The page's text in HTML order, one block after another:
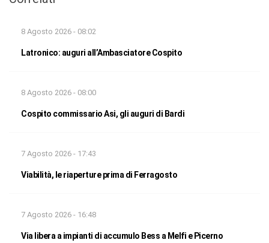
8 Agosto 2026 - 08:02
Latronico: auguri all’Ambasciatore Cospito
8 Agosto 2026 - 08:00
Cospito commissario Asi, gli auguri di Bardi
7 Agosto 2026 - 17:43
Viabilità, le riaperture prima di Ferragosto
7 Agosto 2026 - 16:48
Via libera a impianti di accumulo Bess a Melfi e Picerno